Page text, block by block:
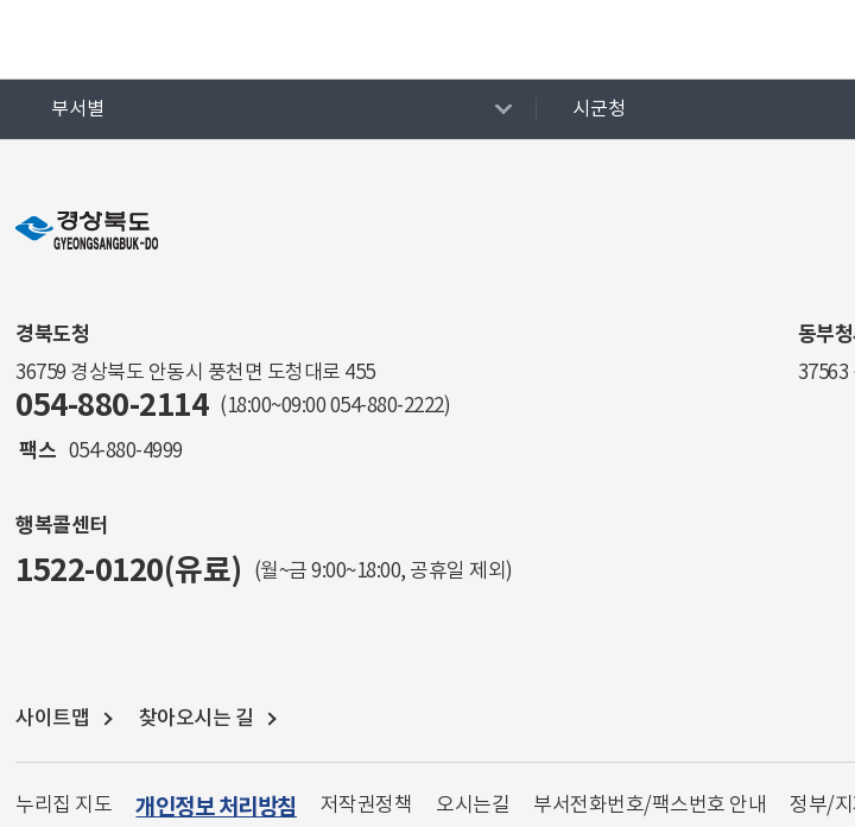
부서별 시군청
경북도청
36759 경상북도 안동시 풍천면 도청대로 455
054-880-2114 (18:00~09:00 054-880-2222)
팩스 054-880-4999
동부
37563
행복콜센터
1522-0120(유료) (월~금 9:00~18:00, 공휴일 제외)
사이트맵 찾아오시는 길
누리집 지도 개인정보 처리방침 저작권정책 오시는길 부서전화번호/팩스번호 안내 정부/